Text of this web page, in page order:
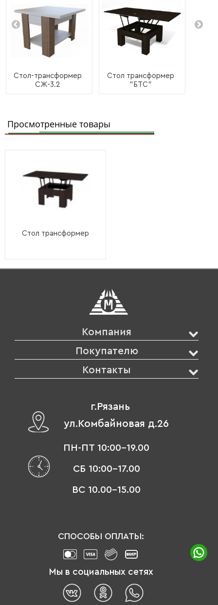
Стол-трансформер
СЖ-3.2
Стол трансформер
"БТС"
Просмотренные товары
Стол трансформер
Компания
Покупателю
Контакты
г.Рязань
ул.Комбайновая д.26
ПН-ПТ 10:00-19.00
СБ 10:00-17.00
ВС 10.00-15.00
СПОСОБЫ ОПЛАТЫ:
Мы в социальных сетях